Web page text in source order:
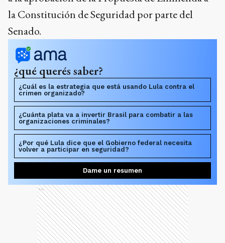
la Constitución de Seguridad por parte del
Senado.
¿qué querés saber?
¿Cuál es la estrategia que está usando Lula contra el
crimen organizado?
¿Cuánta plata va a invertir Brasil para combatir a las
organizaciones criminales?
¿Por qué Lula dice que el Gobierno federal necesita
volver a participar en seguridad?
Dame un resumen
Ads